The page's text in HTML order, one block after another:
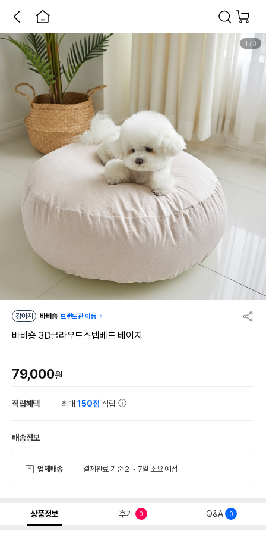
1 / 3
강아지 바비숑 브랜드관 이동
바비숑 3D클라우드스텝베드 베이지
79,000원
적립혜택 최대150점 적립
배송정보
업체배송 결제완료 기준 2 ~ 7일 소요 예정
상품정보 후기 0 Q&A 0